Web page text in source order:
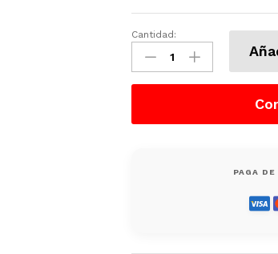
Montacargas
Toyota
5000
Gas
Cantidad:
PAGA